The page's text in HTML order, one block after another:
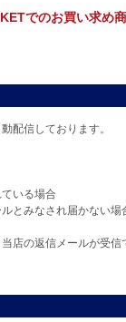
でのお買い求め
配信しております。
いる場合
とみなされ届かない場
店の返信メールが受